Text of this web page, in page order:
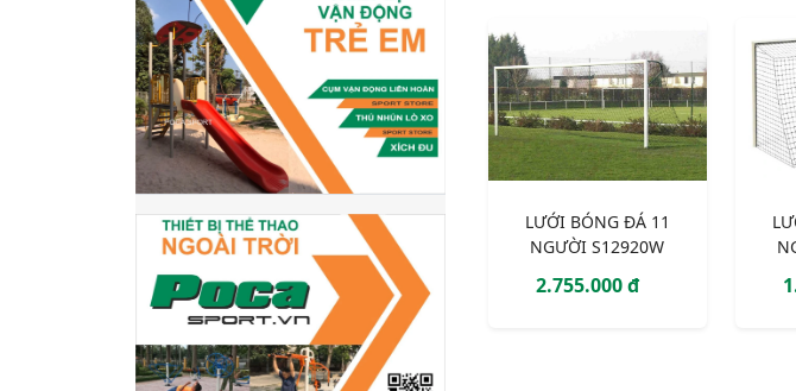
LƯỚI BÓNG ĐÁ 11
NGƯỜI S12920W
2.755.000 đ